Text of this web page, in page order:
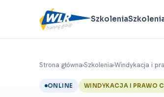
Szkolenia
Strona główna›Szkolenia›Windykacja i
ONLINE WINDYKACJA I PRAWO